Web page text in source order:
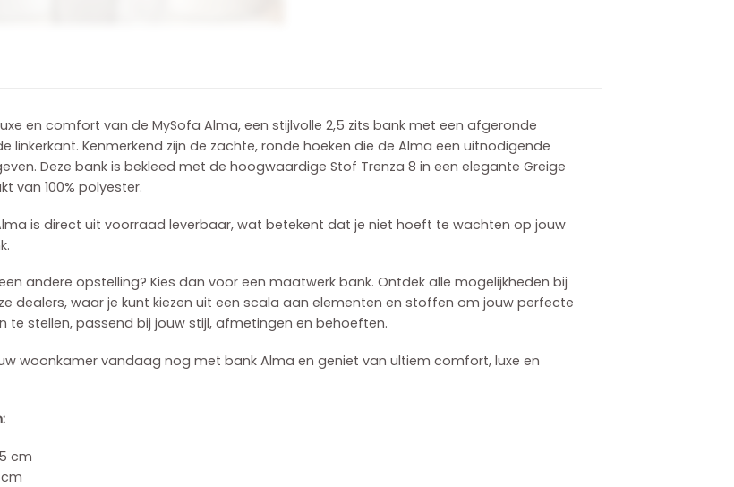
en comfort van de MySofa Alma, een stijlvolle 2,5 zits bank met een afgeronde
linkerkant. Kenmerkend zijn de zachte, ronde hoeken die de Alma een uitnodigende
Deze bank is bekleed met de hoogwaardige Stof Trenza 8 in een elegante Greige
van 100% polyester.
is direct uit voorraad leverbaar, wat betekent dat je niet hoeft te wachten op jouw
andere opstelling? Kies dan voor een maatwerk bank. Ontdek alle mogelijkheden bij
dealers, waar je kunt kiezen uit een scala aan elementen en stoffen om jouw perfecte
te stellen, passend bij jouw stijl, afmetingen en behoeften.
woonkamer vandaag nog met bank Alma en geniet van ultiem comfort, luxe en
cm